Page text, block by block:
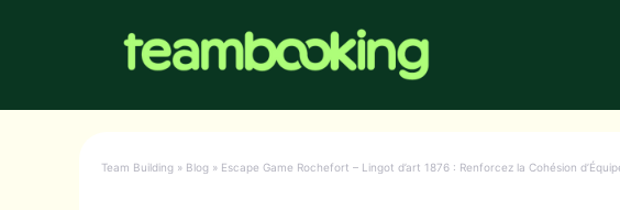
Team Building » Blog » Escape Game Rochefort – Lingot d’art 1876 : Renforcez la Cohésion